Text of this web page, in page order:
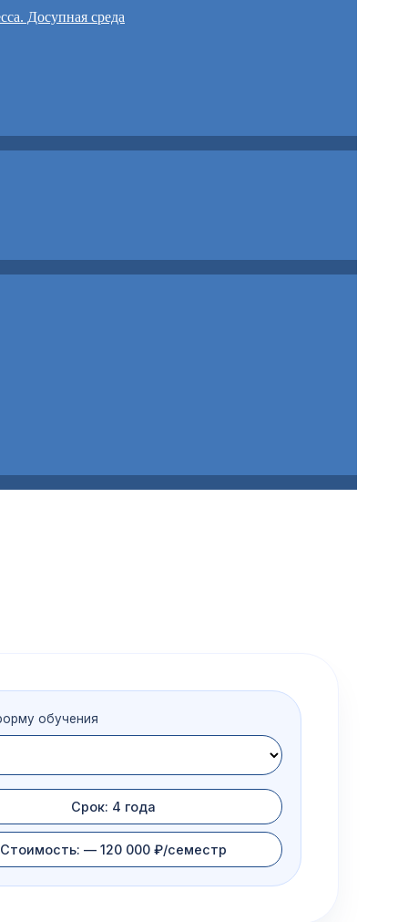
Досупная среда
обучения
Срок: 4 года
Стоимость: — 120 000 ₽/семестр